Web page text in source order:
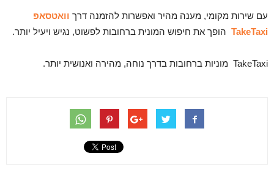
עם שירות מקומי, מענה מהיר ואפשרות להזמנה דרך וואטסאפ
TakeTaxi הופך את חיפוש המונית ברחובות לפשוט, נגיש ויעיל יותר.
TakeTaxi מוניות ברחובות בדרך נוחה, מהירה ואנושית יותר.